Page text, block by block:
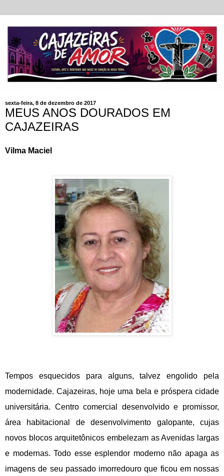
sexta-feira, 8 de dezembro de 2017
MEUS ANOS DOURADOS EM
CAJAZEIRAS
Vilma Maciel
Tempos esquecidos para alguns, talvez engolido pela
modernidade. Cajazeiras, hoje uma bela e próspera cidade
universitária. Centro comercial desenvolvido e promissor,
área habitacional de desenvolvimento galopante, cujas
novos blocos arquitetônicos embelezam as Avenidas largas
e modernas. Todo esse esplendor moderno não apaga as
imagens de seu passado imorredouro que ficou em nossas